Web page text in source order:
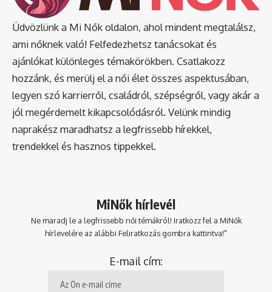
Üdvözlünk a Mi Nők oldalon, ahol mindent megtalálsz,
ami nőknek való! Felfedezhetsz tanácsokat és
ajánlókat különleges témakörökben. Csatlakozz
hozzánk, és merülj el a női élet összes aspektusában,
legyen szó karrierről, családról, szépségről, vagy akár a
jól megérdemelt kikapcsolódásról. Velünk mindig
naprakész maradhatsz a legfrissebb hírekkel,
trendekkel és hasznos tippekkel.
MiNők hírlevél
Ne maradj le a legfrissebb női témákról! Iratkozz fel a MiNők
hírlevelére az alábbi Feliratkozás gombra kattintva!"
E-mail cím: